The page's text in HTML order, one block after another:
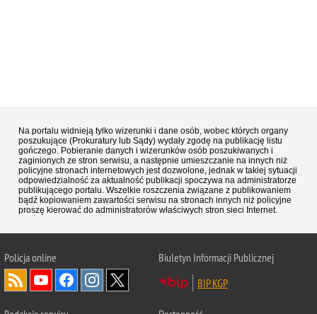
Na portalu widnieją tylko wizerunki i dane osób, wobec których organy
poszukujące (Prokuratury lub Sądy) wydały zgodę na publikację listu
gończego. Pobieranie danych i wizerunków osób poszukiwanych i
zaginionych ze stron serwisu, a następnie umieszczanie na innych niż
policyjne stronach internetowych jest dozwolone, jednak w takiej sytuacji
odpowiedzialność za aktualność publikacji spoczywa na administratorze
publikującego portalu. Wszelkie roszczenia związane z publikowaniem
bądź kopiowaniem zawartości serwisu na stronach innych niż policyjne
proszę kierować do administratorów właściwych stron sieci Internet.
Policjaonline
Biuletyn Informacji Publicznej
BIP KGP